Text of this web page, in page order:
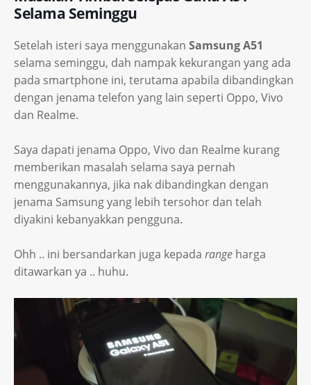
Selama Seminggu
Setelah isteri saya menggunakan Samsung A51
selama seminggu, dah nampak kekurangan yang ada
pada smartphone ini, terutama apabila dibandingkan
dengan jenama telefon yang lain seperti Oppo, Vivo
dan Realme.
Saya dapati jenama Oppo, Vivo dan Realme kurang
memberikan masalah selama saya pernah
menggunakannya, jika nak dibandingkan dengan
jenama Samsung yang lebih tersohor dan telah
diyakini kebanyakkan pengguna.
Ohh .. ini bersandarkan juga kepada range harga
ditawarkan ya .. huhu.